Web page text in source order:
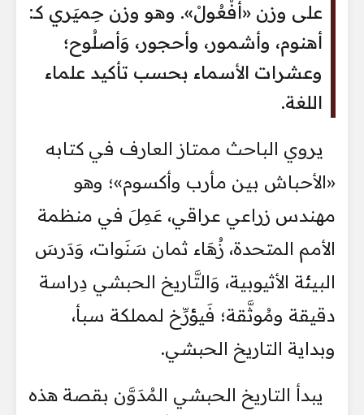
على وزن «أفْعُولْ». وهو وزن حِميَري كـ:
أهنوم، وأشمور، وأحجور، وَأصلُوح؛
وعشرات الأسماء بحسب تأكيد علماء
اللغة.
يروي الباحث ممتاز العارف في كتابه
«الأحباش بين مأرب وأكسوم»؛ وهو
مهندس زراعي عراقي، عَمِلَ في منظمة
الأمم المتحدة، زُهَاء ثمان سَنَوات، وَدَرسَ
البيئة الأثيوبية، وَالتَّاريخ الحبشي دِراسة
دقيقة ومُوثَّقة؛ فَيؤرِّخ لمملكة سبأ،
وبداية التاريخ الحبشي.
يبدأ التاريخ الحبشي المُدَوَّن بقصة هذه